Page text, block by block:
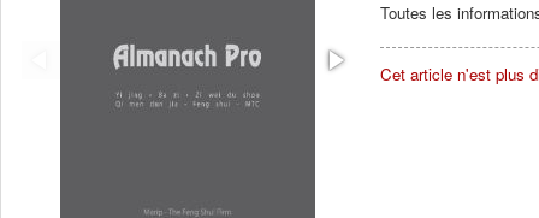
Toutes les
Cet article n'est plus